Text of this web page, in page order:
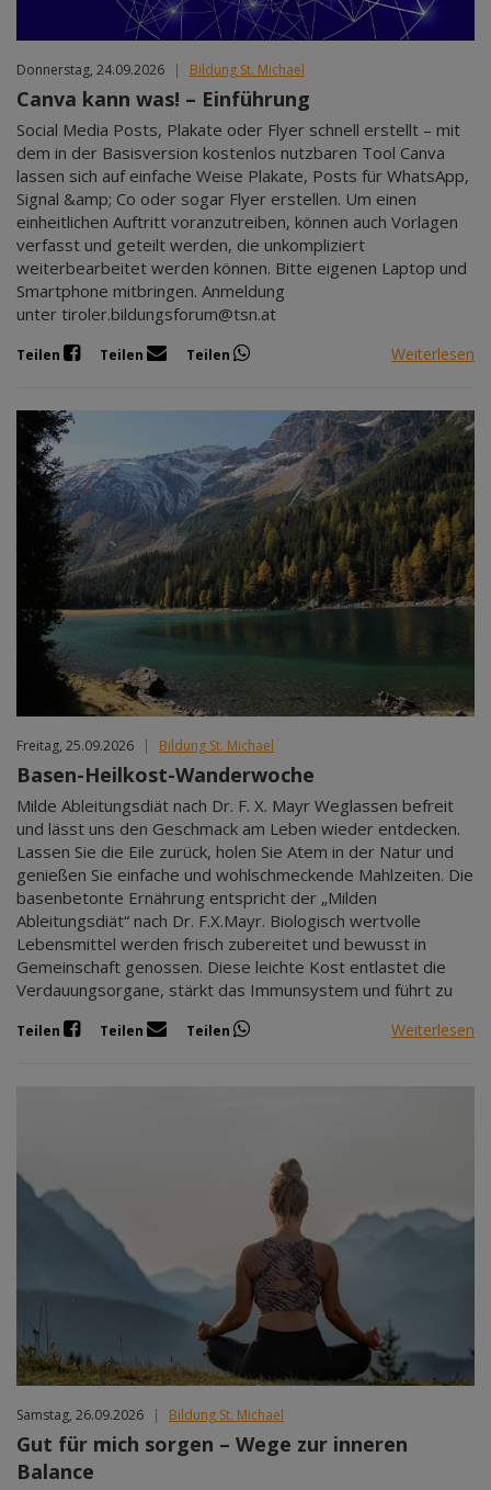
Donnerstag, 24.09.2026 | Bildung St. Michael
Canva kann was! – Einführung
Social Media Posts, Plakate oder Flyer schnell erstellt – mit
dem in der Basisversion kostenlos nutzbaren Tool Canva
lassen sich auf einfache Weise Plakate, Posts für WhatsApp,
Signal &amp; Co oder sogar Flyer erstellen. Um einen
einheitlichen Auftritt voranzutreiben, können auch Vorlagen
verfasst und geteilt werden, die unkompliziert
weiterbearbeitet werden können. Bitte eigenen Laptop und
Smartphone mitbringen. Anmeldung
unter tiroler.bildungsforum@tsn.at
Teilen Teilen Teilen Weiterlesen
Freitag, 25.09.2026 | Bildung St. Michael
Basen-Heilkost-Wanderwoche
Milde Ableitungsdiät nach Dr. F. X. Mayr Weglassen befreit
und lässt uns den Geschmack am Leben wieder entdecken.
Lassen Sie die Eile zurück, holen Sie Atem in der Natur und
genießen Sie einfache und wohlschmeckende Mahlzeiten. Die
basenbetonte Ernährung entspricht der „Milden
Ableitungsdiät“ nach Dr. F.X.Mayr. Biologisch wertvolle
Lebensmittel werden frisch zubereitet und bewusst in
Gemeinschaft genossen. Diese leichte Kost entlastet die
Verdauungsorgane, stärkt das Immunsystem und führt zu
Teilen Teilen Teilen Weiterlesen
Samstag, 26.09.2026 | Bildung St. Michael
Gut für mich sorgen – Wege zur inneren
Balance